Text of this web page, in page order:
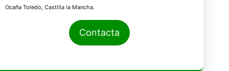
Ocaña Toledo, Castilla la Mancha.
Contacta